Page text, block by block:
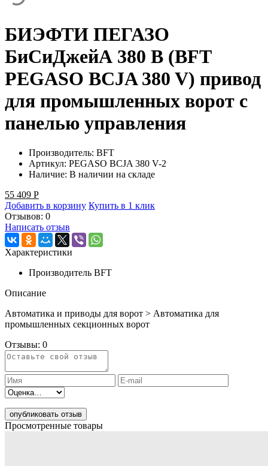
БИЭФТИ ПЕГАЗО
БиСиДжейА 380 В (BFT
PEGASO BCJA 380 V) привод
для промышленных ворот c
панелью управления
Производитель: BFT
Артикул: PEGASO BCJA 380 V-2
Наличие: В наличии на складе
55 409 Р
Добавить в корзину Купить в 1 клик
Отзывов: 0
Написать отзыв
Характеристики
Производитель BFT
Описание
Автоматика и приводы для ворот > Автоматика для
промышленных секционных ворот
Отзывы: 0
опубликовать отзыв
Просмотренные товары